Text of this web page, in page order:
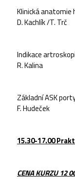
Klinická anatomie
D. Kachlík /T. Trč
Indikace
R. Kalina
Základní ASK
F. Hudeček
15.30-17.00
CENA KURZU 12